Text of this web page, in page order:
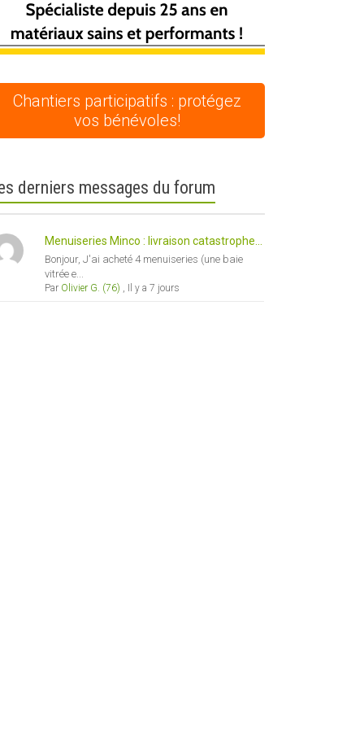
Chantiers participatifs : protégez
vos bénévoles!
derniers messages du forum
Menuiseries Minco : livraison catastrophe...
Bonjour, J'ai acheté 4 menuiseries (une baie
vitrée e...
Par Olivier G. (76) Il y a 7 jours